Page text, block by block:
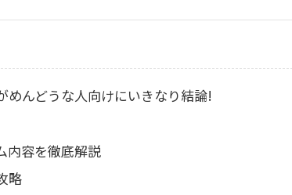
めんどうな人向けにいきなり結論!
内容を徹底解説
略